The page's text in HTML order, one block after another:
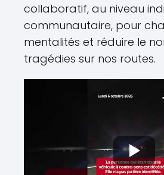
collaboratif, au niveau
communautaire, pour
mentalités et réduire le
tragédies sur nos routes.